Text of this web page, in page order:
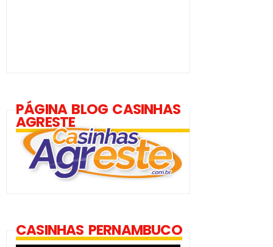
PÁGINA BLOG CASINHAS
AGRESTE
CASINHAS PERNAMBUCO